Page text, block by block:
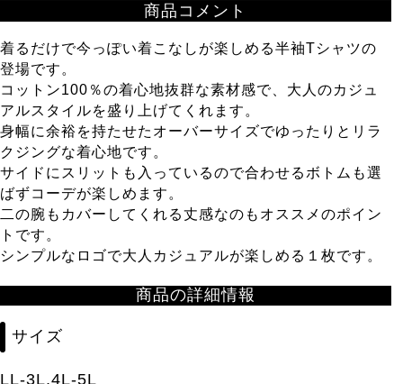
商品コメント
着るだけで今っぽい着こなしが楽しめる半袖Tシャツの
登場です。
コットン100％の着心地抜群な素材感で、大人のカジュ
アルスタイルを盛り上げてくれます。
身幅に余裕を持たせたオーバーサイズでゆったりとリラ
クジングな着心地です。
サイドにスリットも入っているので合わせるボトムも選
ばずコーデが楽しめます。
二の腕もカバーしてくれる丈感なのもオススメのポイン
トです。
シンプルなロゴで大人カジュアルが楽しめる１枚です。
商品の詳細情報
サイズ
LL-3L,4L-5L